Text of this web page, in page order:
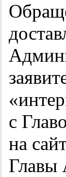
с
на
Главы